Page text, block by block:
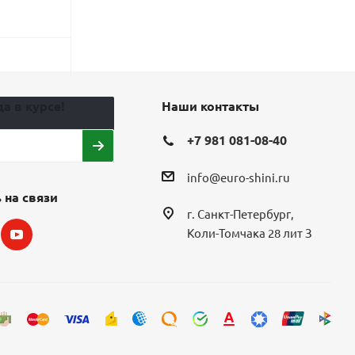
связи
Наши контакты
+7 981 081-08-40
info@euro-shini.ru
г. Санкт-Петербург,
Коли-Томчака 28 лит З